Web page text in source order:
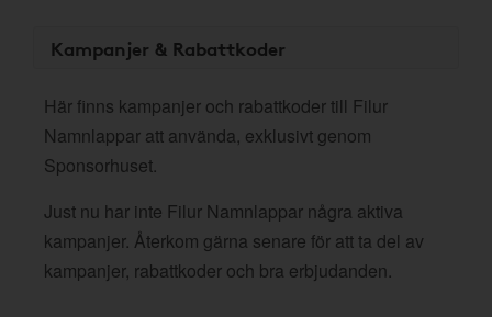
Kampanjer & Rabattkoder
Här finns kampanjer och rabattkoder till Filur
Namnlappar att använda, exklusivt genom
Sponsorhuset.
Just nu har inte Filur Namnlappar några aktiva
kampanjer. Återkom gärna senare för att ta del av
kampanjer, rabattkoder och bra erbjudanden.